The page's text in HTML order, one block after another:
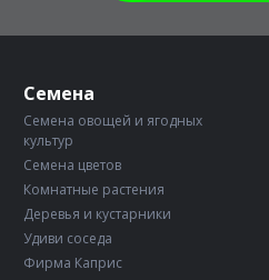
Семена
Семена овощей и ягодных
культур
Семена цветов
Комнатные растения
Деревья и кустарники
Удиви соседа
Фирма Каприс